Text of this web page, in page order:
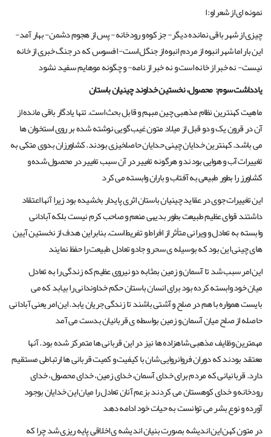
نمونه ای از شعر او: ا
چیزی از شهر باقی نمانده دیگر- جز کوه و رودخانه- پس از هجوم دشمن- بهار آمد-
این بار اما شهر انبوه از مردم انبوه از جنگل است- افسوس که در جنگ خبری از خانه
نیست- نه خبر از خانه است و نه خبر از نامه- و چگونه موهایم سفید نشود
یادداشت سوم:محصول، نخستین خداوند چینیان باستان
ماهیت کهنترین نظام مذهبی چین مبهم و قابل بحث است. تنها یادگار باقی مانده از
آن در قرون یک و دو قبل از میلاد متون غیب گویی نوشته شده بر روی استخوان ها
می باشد. کهنترین خدایان چینی حدایان حاصلخیزی بودند. کشاورزان بدوی متکی به
تغییرات آب و هوایی بودند و هرگونه تغییر در آن سبب تغییر در محصول شده و
کشاورز را بطور طبیعی به آفتاب و باران وابسته می کرد
داشتند قوای عظیم طبیعت بطور بدیهی منعم و صاحب کرم نیست بلکه آبادانی
وابسته به تعادل و ویرانی متأثر از افراط و تفریط است. بنابراین هدف از نخستین آیین
های چینی این بود که بوسیله ی سحر و جادو تعادل طبیعت را حفظ نمایند
میان خود وابسته کرده بود برای انسان باستان حکم خداوندانی را بیابد که می
بایست همواره با هم در صلح و آشتی باشند تا زندگی جریان یابد. این امر یعنی آبادانی
حاصله از صلح میان آسمان و زمین بواسطه ی قربانیان بدست می آمد
معتقد بودند که دوران فروانروایی شان با کیفیت و کمیت قربانی ها ارتباطی مستقیم
دارد. قربانیانی که مردم برای خدای آسمان، خدای زمین، خدای محصول، خدای
رودخانه و خدای کوهستان می کردند بزعم آنان تعادل را میان این خدایان بوجود
آورده و نوع بشر می توانست به حیات خود ادامه دهد